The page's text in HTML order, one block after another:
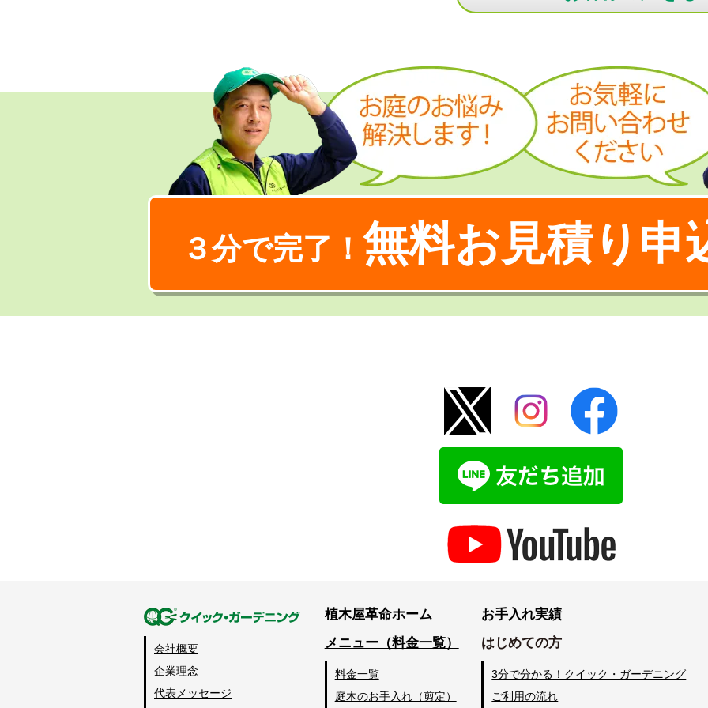
３分で完了！ 無料お見積り申
会社概要
企業理念
代表メッセージ
植木屋革命ホーム
メニュー（料金一覧）
料金一覧
庭木のお手入れ（剪定）
お手入れ実績
はじめての方
3分で分かる！クイック・ガーデニング
ご利用の流れ